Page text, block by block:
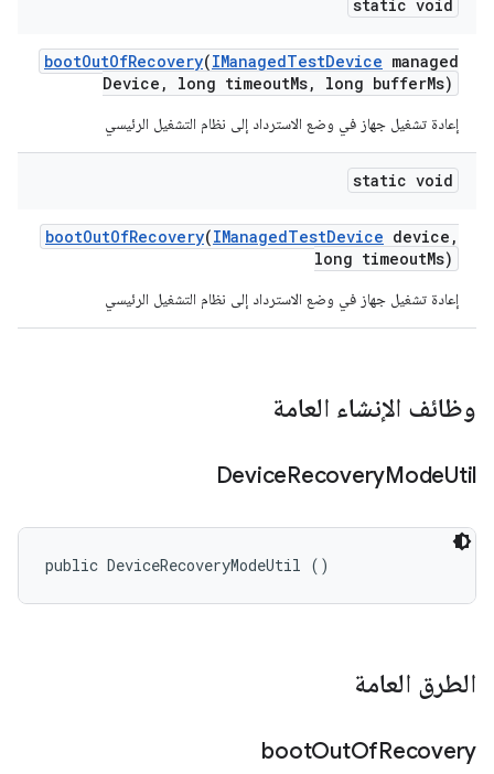
static void
bootOutOfRecovery(IManagedTestDevice managed
Device , long timeoutMs, long bufferMs)
إعادة تشغيل جهاز في وضع الاسترداد إلى نظام التشغيل الرئيسي
static void
bootOutOfRecovery(IManagedTestDevice device ,
long timeoutMs)
إعادة تشغيل جهاز في وضع الاسترداد إلى نظام التشغيل الرئيسي
وظائف الإنشاء العامة
DeviceRecoveryModeUtil
public DeviceRecoveryModeUtil ()
الطرق العامة
bootOutOfRecovery